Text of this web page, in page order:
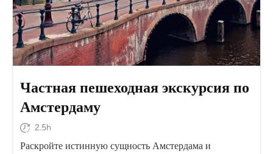
Частная пешеходная экскурсия по
Амстердаму
2.5h
Раскройте истинную сущность Амстердама и